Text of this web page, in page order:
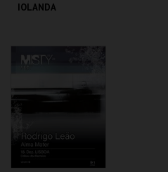
IOLANDA
COLISEU DE LISBOA
MAIS INFO